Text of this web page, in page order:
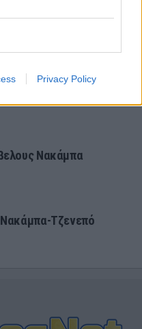
Privacy Policy
Νακάμπα
Τζενεπό